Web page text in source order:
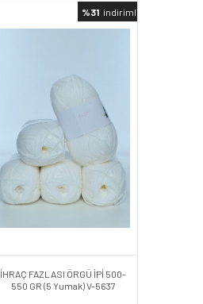
%31 indirimli
İHRAÇ FAZLASI ÖRGÜ İPİ 500-
550 GR (5 Yumak) V-5637